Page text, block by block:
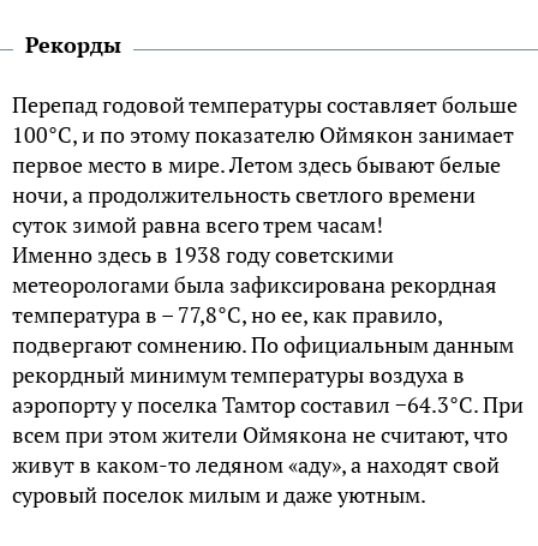
Рекорды
Перепад годовой температуры составляет больше
100°C, и по этому показателю Оймякон занимает
первое место в мире. Летом здесь бывают белые
ночи, а продолжительность светлого времени
суток зимой равна всего трем часам!
Именно здесь в 1938 году советскими
метеорологами была зафиксирована рекордная
температура в – 77,8°C, но ее, как правило,
подвергают сомнению. По официальным данным
рекордный минимум температуры воздуха в
аэропорту у поселка Тамтор составил −64.3°C. При
всем при этом жители Оймякона не считают, что
живут в каком-то ледяном «аду», а находят свой
суровый поселок милым и даже уютным.